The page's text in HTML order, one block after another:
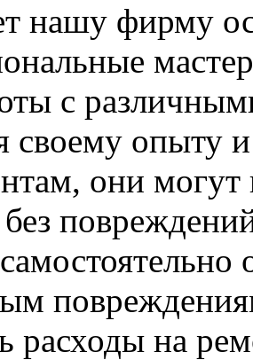
нашу фирму
с
своему опыту
они могут
расходы на